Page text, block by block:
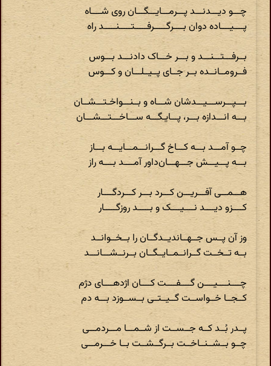
چـــو دیـــدنـــد پـــرمـــایـــگـــان روی شــــاه
پــــیــــاده دوان بــــرگـــــرفـــــتـــــنـــــد راه
بــرفـــتـــنـــد و بـــر خـــاک دادنـــد بـــوس
فــرومــانــده بــر جــای پــیــلـــان و کـــوس
بـــپـــرســـیـــدشان شـــاه و بــنـــواخـتـــشــان
بـــه انـــدازه بـــر، پـــایـگـــه ســـاخـــتـــشـــان
چــو آمـــد بـــه کـــاخ گـــرانـــمـــایـــه بـــاز
بـــه پـــیـــش جـــهـــان‌داور آمــــد بــــه راز
هـــمـــی آفـــریـــن کـــرد بـــر کـــردگــــار
کــــزو دیــــد نــــیــــک و بـــــد روزگـــــار
وز آن پــس جــهــاندیــدگــان را بــخــوانــد
بــه تــخــت گــرانــمــایــگــان بــرنــشـــانـــد
چــــنــــیــــن گــــفــــت کــــان اژدهــــای دژم
کــجــا خــواســت گــیــتــی بــســوزد بـــه دم
پــدر بُــد کــه جــســت از شــمـــا مـــردمـــی
چــو بــشــنــاخــت بــرگــشــت بــا خـــرمـــی